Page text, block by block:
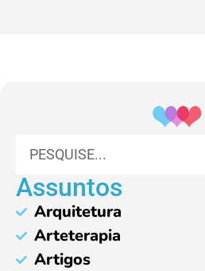
Assuntos
Arquitetura
Arteterapia
Artigos